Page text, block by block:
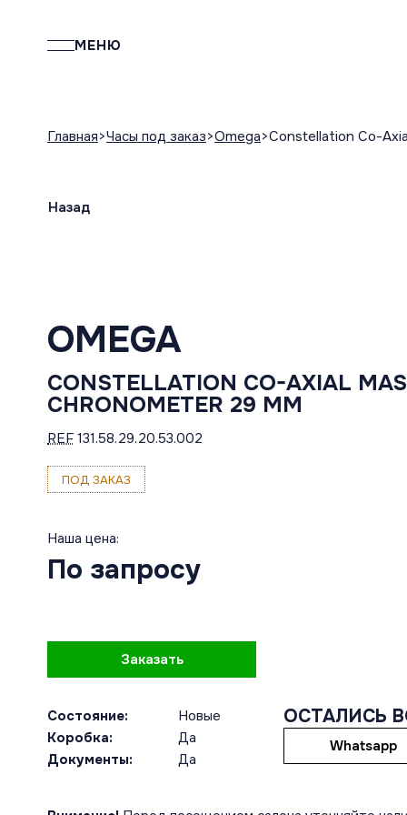
МЕНЮ
Главная Часы под заказ Omega Constellation Co-
Назад
OMEGA
CONSTELLATION CO-AXIAL
CHRONOMETER 29 MM
REF 131.58.29.20.53.002
ПОД ЗАКАЗ
Наша цена:
По запросу
Заказать
Состояние:
Новые
Коробка:
Да
Документы:
Да
ОСТАЛИСЬ
Whatsapp